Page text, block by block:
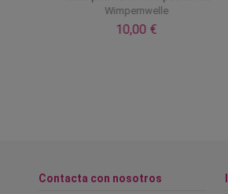
Wimpernwelle
10,00 €
Contacta con nosotros